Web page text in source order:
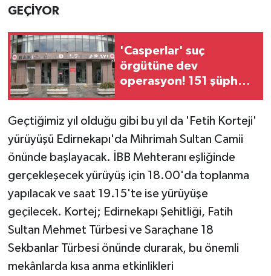
GEÇİYOR
'Casperlar' suç
örgütüne dev
operasyon! 151 şüpheli
Geçtiğimiz yıl olduğu gibi bu yıl da 'Fetih Korteji'
yürüyüşü Edirnekapı'da Mihrimah Sultan Camii
önünde başlayacak. İBB Mehteranı eşliğinde
gerçekleşecek yürüyüş için 18.00'da toplanma
yapılacak ve saat 19.15'te ise yürüyüşe
geçilecek. Kortej; Edirnekapı Şehitliği, Fatih
Sultan Mehmet Türbesi ve Saraçhane 18
Sekbanlar Türbesi önünde durarak, bu önemli
mekânlarda kısa anma etkinlikleri